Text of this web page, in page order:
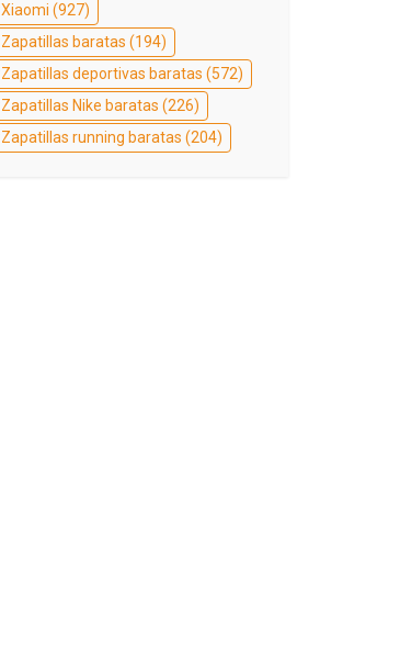
Xiaomi (927)
Zapatillas baratas (194)
Zapatillas deportivas baratas (572)
Zapatillas Nike baratas (226)
Zapatillas running baratas (204)